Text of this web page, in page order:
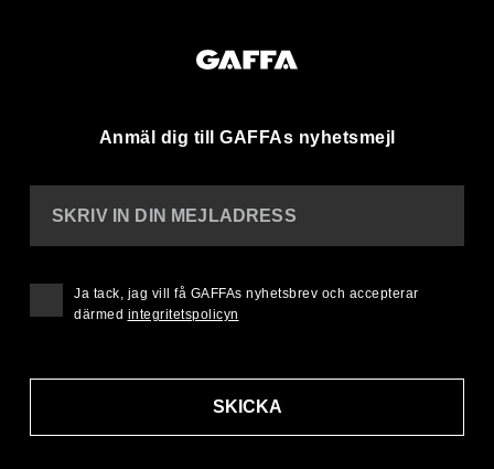
Anmäl dig till GAFFAs nyhetsmejl
SKRIV IN DIN MEJLADRESS
SKICKA
Ja tack, jag vill få GAFFAs nyhetsbrev och accepterar
därmed integritetspolicyn